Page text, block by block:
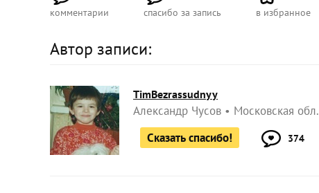
комментарии спасибо за запись в избранное
Автор записи:
TimBezrassudnyy
Александр Чусов Московская обл.
Сказать спасибо!
374